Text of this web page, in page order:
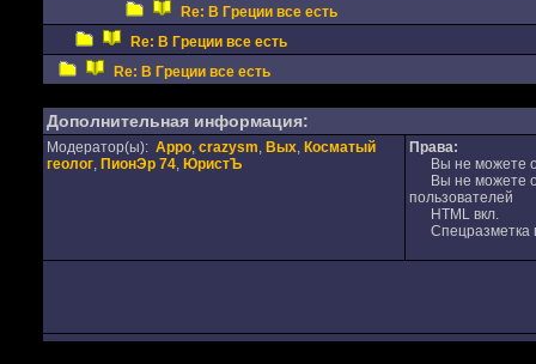
Re: В Греции все есть
Re: В Греции все есть
Re: В Греции все есть
Дополнительная информация:
Модератор(ы): Appo, crazysm, Вых, Косматый
геолог, ПионЭр 74, ЮристЪ
Права:
Вы не можете
Вы не можете
пользователей
HTML вкл.
Спецразметка